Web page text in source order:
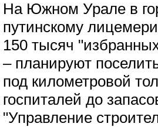
На Южном Урале в
путинскому
150 тысяч
– планируют
под километровой
госпиталей до
"Управление